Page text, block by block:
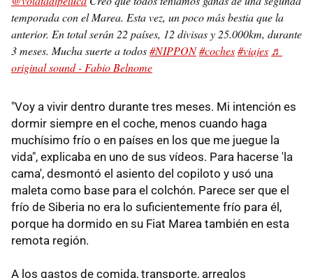
temporada con el Marea. Esta vez, un poco más bestia que la
anterior. En total serán 22 países, 12 divisas y 25.000km, durante
3 meses. Mucha suerte a todos#NIPPON#coches#viajes ♬
original sound - Fabio Belnome
"Voy a vivir dentro durante tres meses. Mi intención es
dormir siempre en el coche, menos cuando haga
muchísimo frío o en países en los que me juegue la
vida", explicaba en uno de sus vídeos. Para hacerse 'la
cama', desmontó el asiento del copiloto y usó una
maleta como base para el colchón. Parece ser que el
frío de Siberia no era lo suficientemente frío para él,
porque ha dormido en su Fiat Marea también en esta
remota región.
A los gastos de comida, transporte, arreglos